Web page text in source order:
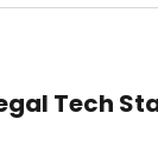
Tech